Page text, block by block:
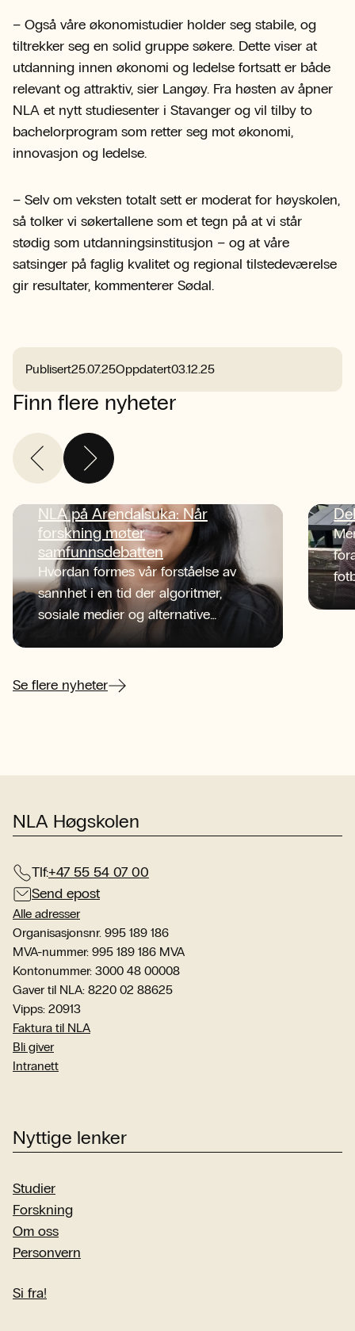
– Også våre økonomistudier holder seg stabile, og
tiltrekker seg en solid gruppe søkere. Dette viser at
utdanning innen økonomi og ledelse fortsatt er både
relevant og attraktiv, sier Langøy. Fra høsten av åpner
NLA et nytt studiesenter i Stavanger og vil tilby to
bachelorprogram som retter seg mot økonomi,
innovasjon og ledelse.
– Selv om veksten totalt sett er moderat for høyskolen,
så tolker vi søkertallene som et tegn på at vi står
stødig som utdanningsinstitusjon – og at våre
satsinger på faglig kvalitet og regional tilstedeværelse
gir resultater, kommenterer Sødal.
Publisert25.07.25Oppdatert03.12.25
Finn flere nyheter
NLA på Arendalsuka: Når
forskning møter
samfunnsdebatten
Hvordan formes vår forståelse av
sannhet i en tid der algoritmer,
sosiale medier og alternative
informasjonskilder konkurrerer om
Se flere nyheter
NLA Høgskolen
Tlf:+47 55 54 07 00
Send epost
Alle adresser
Organisasjonsnr. 995 189 186
MVA-nummer: 995 189 186 MVA
Kontonummer: 3000 48 00008
Gaver til NLA: 8220 02 88625
Vipps: 20913
Faktura til NLA
Bli giver
Intranett
Nyttige lenker
Studier
Forskning
Om oss
Personvern
Si fra!